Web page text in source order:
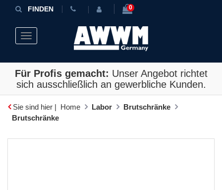
FINDEN 0
Toggle navigation
Für Profis gemacht: Unser Angebot richtet
sich ausschließlich an gewerbliche Kunden.
Sie sind hier | Home Labor
Brutschränke
Brutschränke